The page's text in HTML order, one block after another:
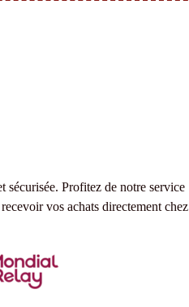
sécurisée. Profitez de notre service
vos achats directement chez